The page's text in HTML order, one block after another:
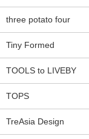
three potato four
Tiny Formed
TOOLS to LIVEBY
TOPS
TreAsia Design